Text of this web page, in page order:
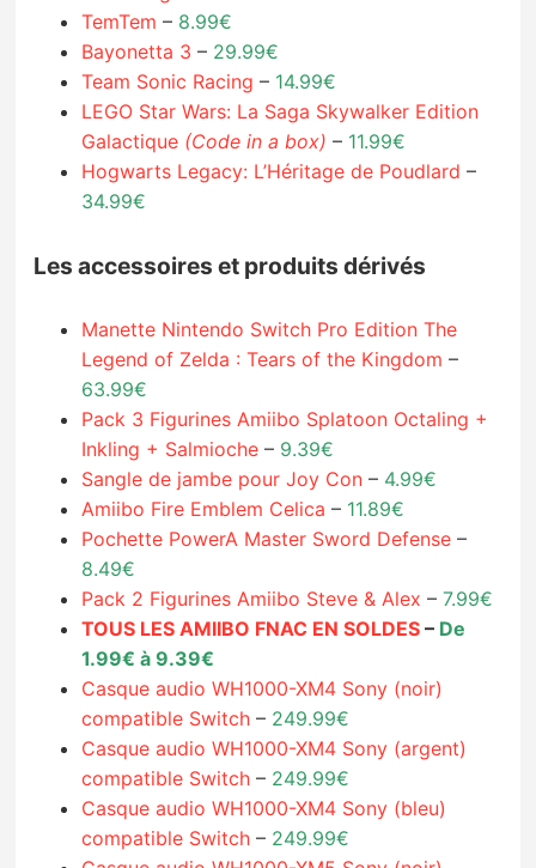
TemTem – 8.99€
Bayonetta 3 – 29.99€
Team Sonic Racing – 14.99€
LEGO Star Wars: La Saga Skywalker Edition
Galactique (Code in a box) – 11.99€
Hogwarts Legacy: L’Héritage de Poudlard –
34.99€
Les accessoires et produits dérivés
Manette Nintendo Switch Pro Edition The
Legend of Zelda : Tears of the Kingdom –
63.99€
Pack 3 Figurines Amiibo Splatoon Octaling +
Inkling + Salmioche – 9.39€
Sangle de jambe pour Joy Con – 4.99€
Amiibo Fire Emblem Celica – 11.89€
Pochette PowerA Master Sword Defense –
8.49€
Pack 2 Figurines Amiibo Steve & Alex –7.99€
TOUS LES AMIIBO FNAC EN SOLDES – De
1.99€ à 9.39€
Casque audio WH1000-XM4 Sony (noir)
compatible Switch – 249.99€
Casque audio WH1000-XM4 Sony (argent)
compatible Switch – 249.99€
Casque audio WH1000-XM4 Sony (bleu)
compatible Switch – 249.99€